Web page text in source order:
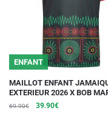
ENFANT
MAILLOT ENFANT
EXTERIEUR 2026 X BOB
69.90€
Le
39.90€Le
Ce
produit